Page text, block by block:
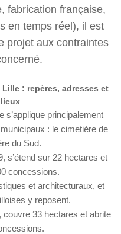
fabrication française,
en temps réel), il est
projet aux contraintes
: repères, adresses et
s’applique principalement
: le cimetière de
du Sud.
s’étend sur 22 hectares et
concessions.
et architecturaux, et
y reposent.
33 hectares et abrite